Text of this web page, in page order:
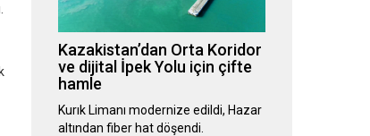
Kazakistan’dan Orta Koridor
ve dijital İpek Yolu için çifte
hamle
Kurık Limanı modernize edildi, Hazar
altından fiber hat döşendi.